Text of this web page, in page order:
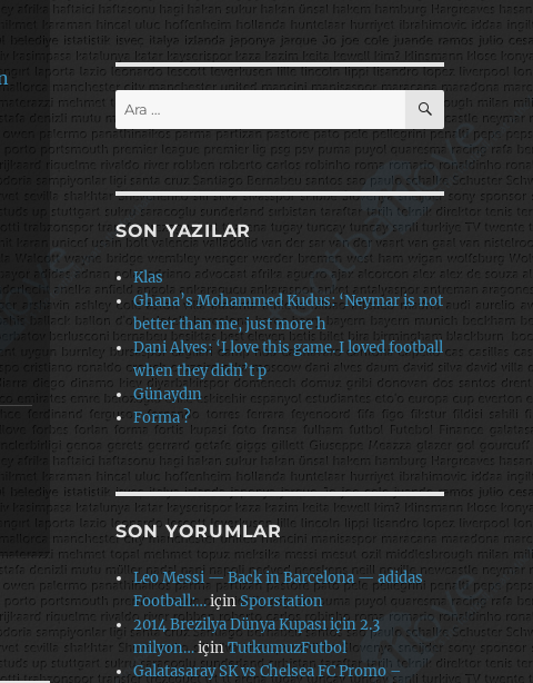
Ara: ARA
SON YAZILAR
Klas
Ghana’s Mohammed Kudus: ‘Neymar is not
better than me, just more h
Dani Alves: ‘I love this game. I loved football
when they didn’t p
Günaydın
Forma ?
SON YORUMLAR
Leo Messi — Back in Barcelona — adidas
Football:…içinSporstation
2014 Brezilya Dünya Kupası için 2.3
milyon…içinTutkumuzFutbol
Galatasaray SK vs Chelsea FC Promo –